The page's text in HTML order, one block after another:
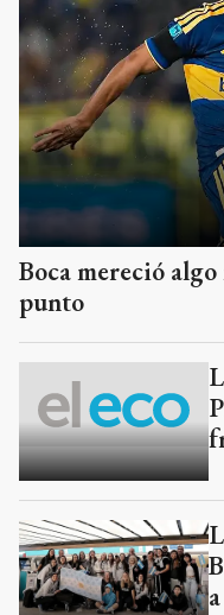
Boca mereció
punto